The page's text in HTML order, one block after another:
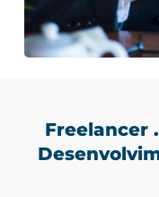
Freelancer